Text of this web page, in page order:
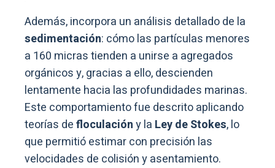
Además, incorpora un análisis detallado de la
sedimentación: cómo las partículas menores
a 160 micras tienden a unirse a agregados
orgánicos y, gracias a ello, descienden
lentamente hacia las profundidades marinas.
Este comportamiento fue descrito aplicando
teorías defloculacióny la Ley de Stokes, lo
que permitió estimar con precisión las
velocidades de colisión y asentamiento.